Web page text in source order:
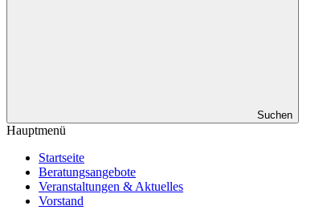
Suchen
Hauptmenü
Startseite
Beratungsangebote
Veranstaltungen & Aktuelles
Vorstand